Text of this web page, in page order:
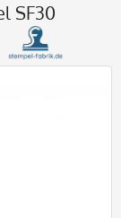
SF30